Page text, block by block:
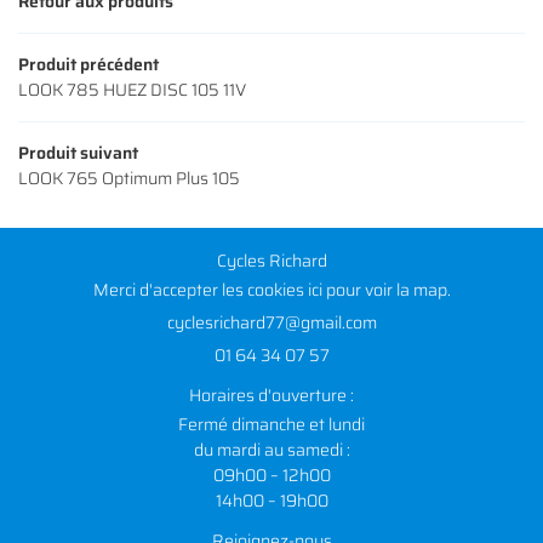
Produit précédent
LOOK 785 HUEZ DISC 105 11V
Produit suivant
LOOK 765 Optimum Plus 105
Cycles Richard
Merci d'accepter les cookiesicipour voir la map.
01 64 34 07 57
Horaires d'ouverture :
Fermé dimanche et lundi
du mardi au samedi :
09h00 – 12h00
14h00 – 19h00